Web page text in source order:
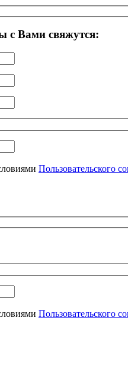
с Вами свяжутся:
Пользовательского
Пользовательского